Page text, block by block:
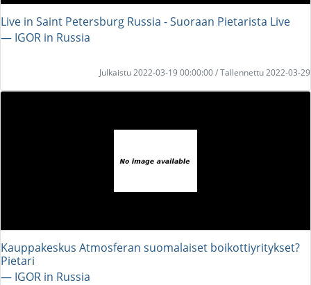
Live in Saint Petersburg Russia - Suoraan Pietarista Live
― IGOR in Russia
Julkaistu 2022-03-19 00:00:00 / Tallennettu 2022-03-29
Kauppakeskus Atmosferan suomalaiset boikottiyritykset?
Pietari
― IGOR in Russia